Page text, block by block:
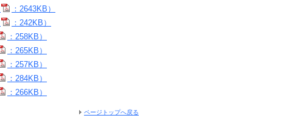
：2643KB）
：242KB）
：258KB）
：265KB）
：257KB）
：284KB）
：266KB）
ページトップへ戻る